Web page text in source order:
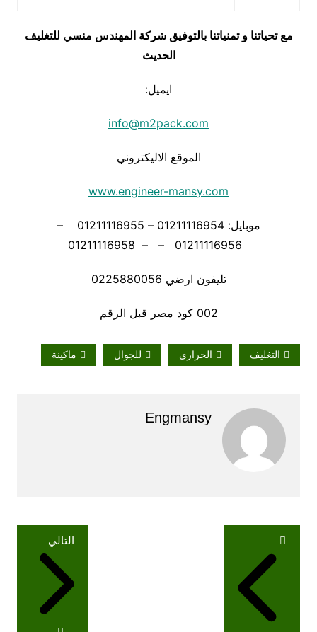
مع تحياتنا و تمنياتنا بالتوفيق شركة المهندس منسي للتغليف
الحديث
ايميل:
info@m2pack.com
الموقع الاليكتروني
www.engineer-mansy.com
موبايل: 01211116954 – 01211116955 –
تليفون ارضي 0225880056
002 كود مصر قبل الرقم
التغليف الحراري للجوال ماكينة
Engmansy
تصفّح
المقالات
التالي